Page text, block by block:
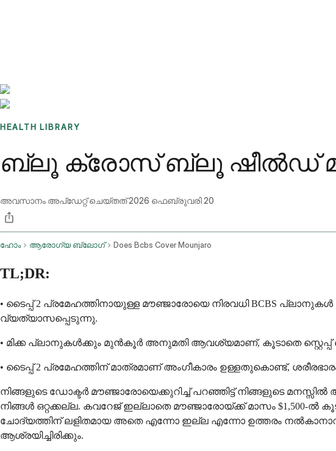
HEALTH LIBRARY
ബ്ലൂ ക്രോസ് ബ്ലൂ ഷീൽഡ്
അവസാനം അപ്ഡേറ്റ് ചെയ്തത്2026 ഫെബ്രുവരി 20
ഹോം ആരോഗ്യ ബ്ലോഗ് Does Bcbs Cover Mounjaro
TL;DR:
• ടൈപ്പ് 2 പ്രമേഹത്തിനായുള്ള മൗഞ്ജാരോയെ നിരവധി BCBS
വ്യത്യാസപ്പെടുന്നു.
• മിക്ക പ്ലാനുകൾക്കും മുൻ‌കൂർ അനുമതി ആവശ്യമാണ്, കൂടാതെ സ്റ്റെപ്പ്
• ടൈപ്പ് 2 പ്രമേഹത്തിന് മാത്രമാണ് അംഗീകാരം ഉള്ളതുകൊണ്ട്,
നിങ്ങളുടെ ഡോക്ടർ മൗഞ്ജാരോയെക്കുറിച്ച് പറഞ്ഞിട്ട് നിങ്ങളുടെ
നിങ്ങൾ ഒറ്റക്കല്ല. കവറേജ് ഇല്ലാതെ മൗഞ്ജാരോയ്ക്ക് മാസം
ചോദ്യത്തിന് ലളിതമായ അതെ എന്നോ ഇല്ല എന്നോ ഉത്തരം
ആശ്രയിച്ചിരിക്കും.